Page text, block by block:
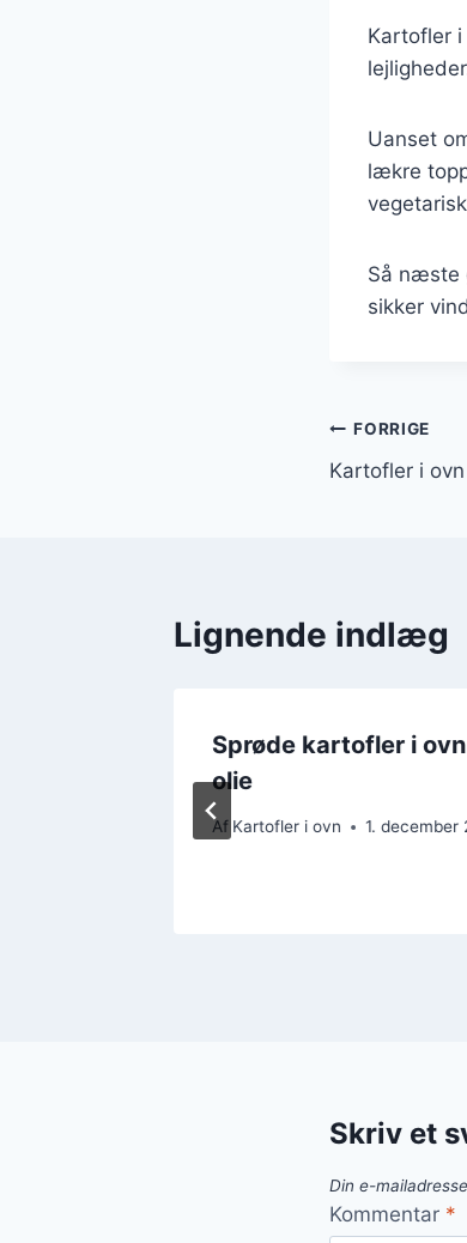
Kartofler
Uanset
lækre
Så næste
sikker
FORRIGE
Kartofler i
Lignende indlæg
Sprøde kartofler i
olie
Af Kartofler i ovn 1. december
Skriv et
Din e-
Kommentar *